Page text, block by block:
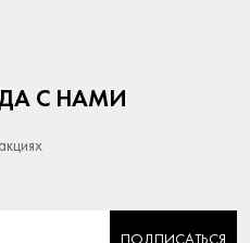
С НАМИ
ПОДПИСАТЬСЯ